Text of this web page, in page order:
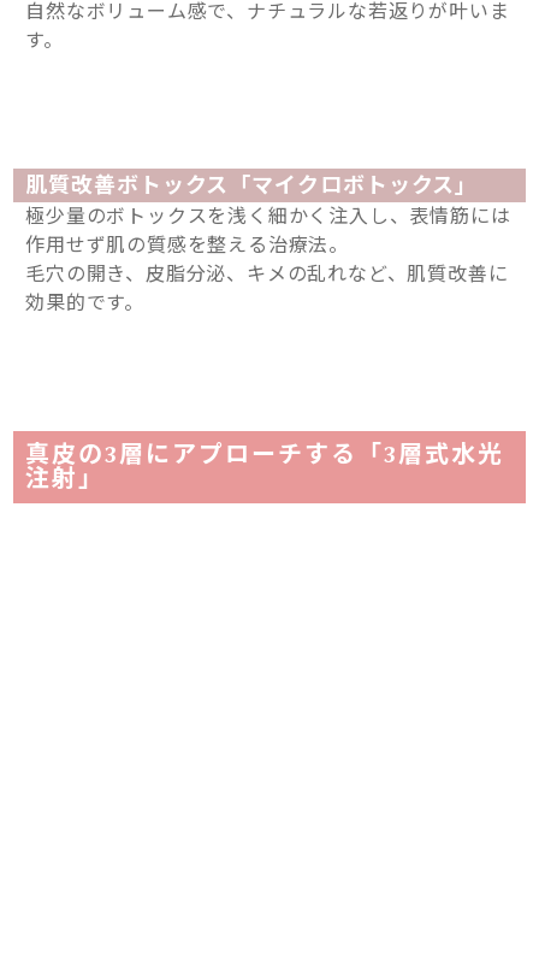
自然なボリューム感で、ナチュラルな若返りが叶いま
す。
肌質改善ボトックス「マイクロボトックス」
極少量のボトックスを浅く細かく注入し、表情筋には
作用せず肌の質感を整える治療法。
毛穴の開き、皮脂分泌、キメの乱れなど、肌質改善に
効果的です。
真皮の3層にアプローチする「3層式水光
注射」